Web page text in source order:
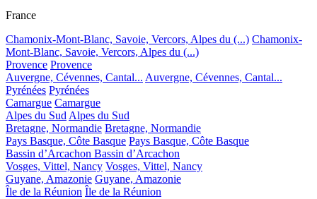
France
Chamonix-Mont-Blanc, Savoie, Vercors, Alpes du (...) Chamonix-
Mont-Blanc, Savoie, Vercors, Alpes du (...)
Provence Provence
Auvergne, Cévennes, Cantal... Auvergne, Cévennes, Cantal...
Pyrénées Pyrénées
Camargue Camargue
Alpes du SudAlpes du Sud
Bretagne, Normandie Bretagne, Normandie
Pays Basque, Côte Basque Pays Basque, Côte Basque
Bassin d’Arcachon Bassin d’Arcachon
Vosges, Vittel, Nancy Vosges, Vittel, Nancy
Guyane, Amazonie Guyane, Amazonie
Île de la Réunion Île de la Réunion